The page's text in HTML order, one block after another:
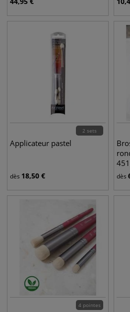
2 sets
Applicateur pastel
dès 18,50 € dès
4 pointes